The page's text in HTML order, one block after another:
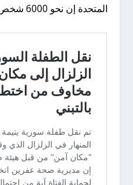
المتحدة إن نحو 6000 شخص قتلوا في سوريا.